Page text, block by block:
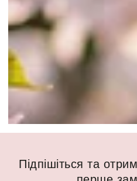
Підпішіться та